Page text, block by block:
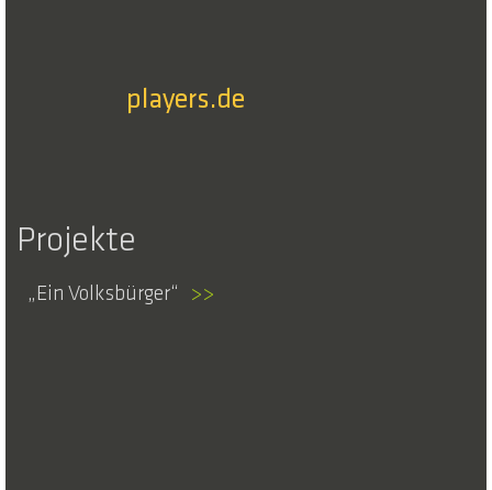
players.de
Projekte
Ein Volksbürger >>